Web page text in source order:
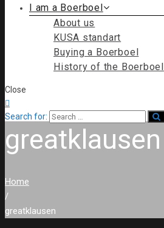
I am a Boerboel
About us
KUSA standart
Buying a Boerboel
History of the Boerboel
Close

Search for:
greatklausen
Home
/
greatklausen